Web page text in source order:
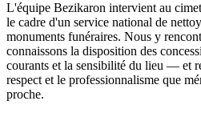
L'équipe Bezikaron intervient au
le cadre d'un service national de
monuments funéraires. Nous y
connaissons la disposition des
courants et la sensibilité du lieu — et
respect et le professionnalisme que
proche.